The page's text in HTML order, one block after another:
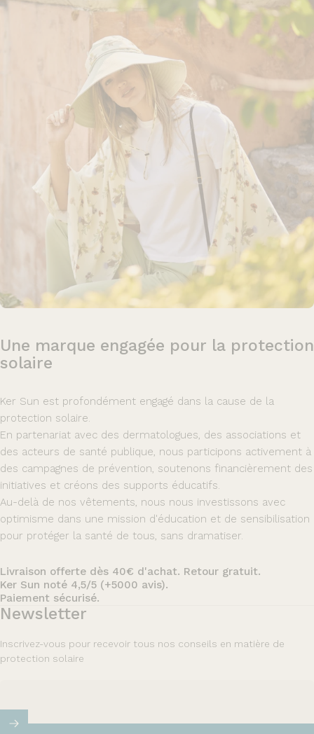
Une marque engagée pour la protection
solaire
Ker Sun est profondément engagé dans la cause de la
protection solaire.
En partenariat avec des dermatologues, des associations et
des acteurs de santé publique, nous participons activement à
des campagnes de prévention, soutenons financièrement des
initiatives et créons des supports éducatifs.
Au-delà de nos vêtements, nous nous investissons avec
optimisme dans une mission d'éducation et de sensibilisation
pour protéger la santé de tous, sans dramatiser.
Livraison offerte dès 40€ d'achat. Retour gratuit.
Ker Sun noté 4,5/5 (+5000 avis).
Paiement sécurisé.
Newsletter
Inscrivez-vous pour recevoir tous nos conseils en matière de
protection solaire